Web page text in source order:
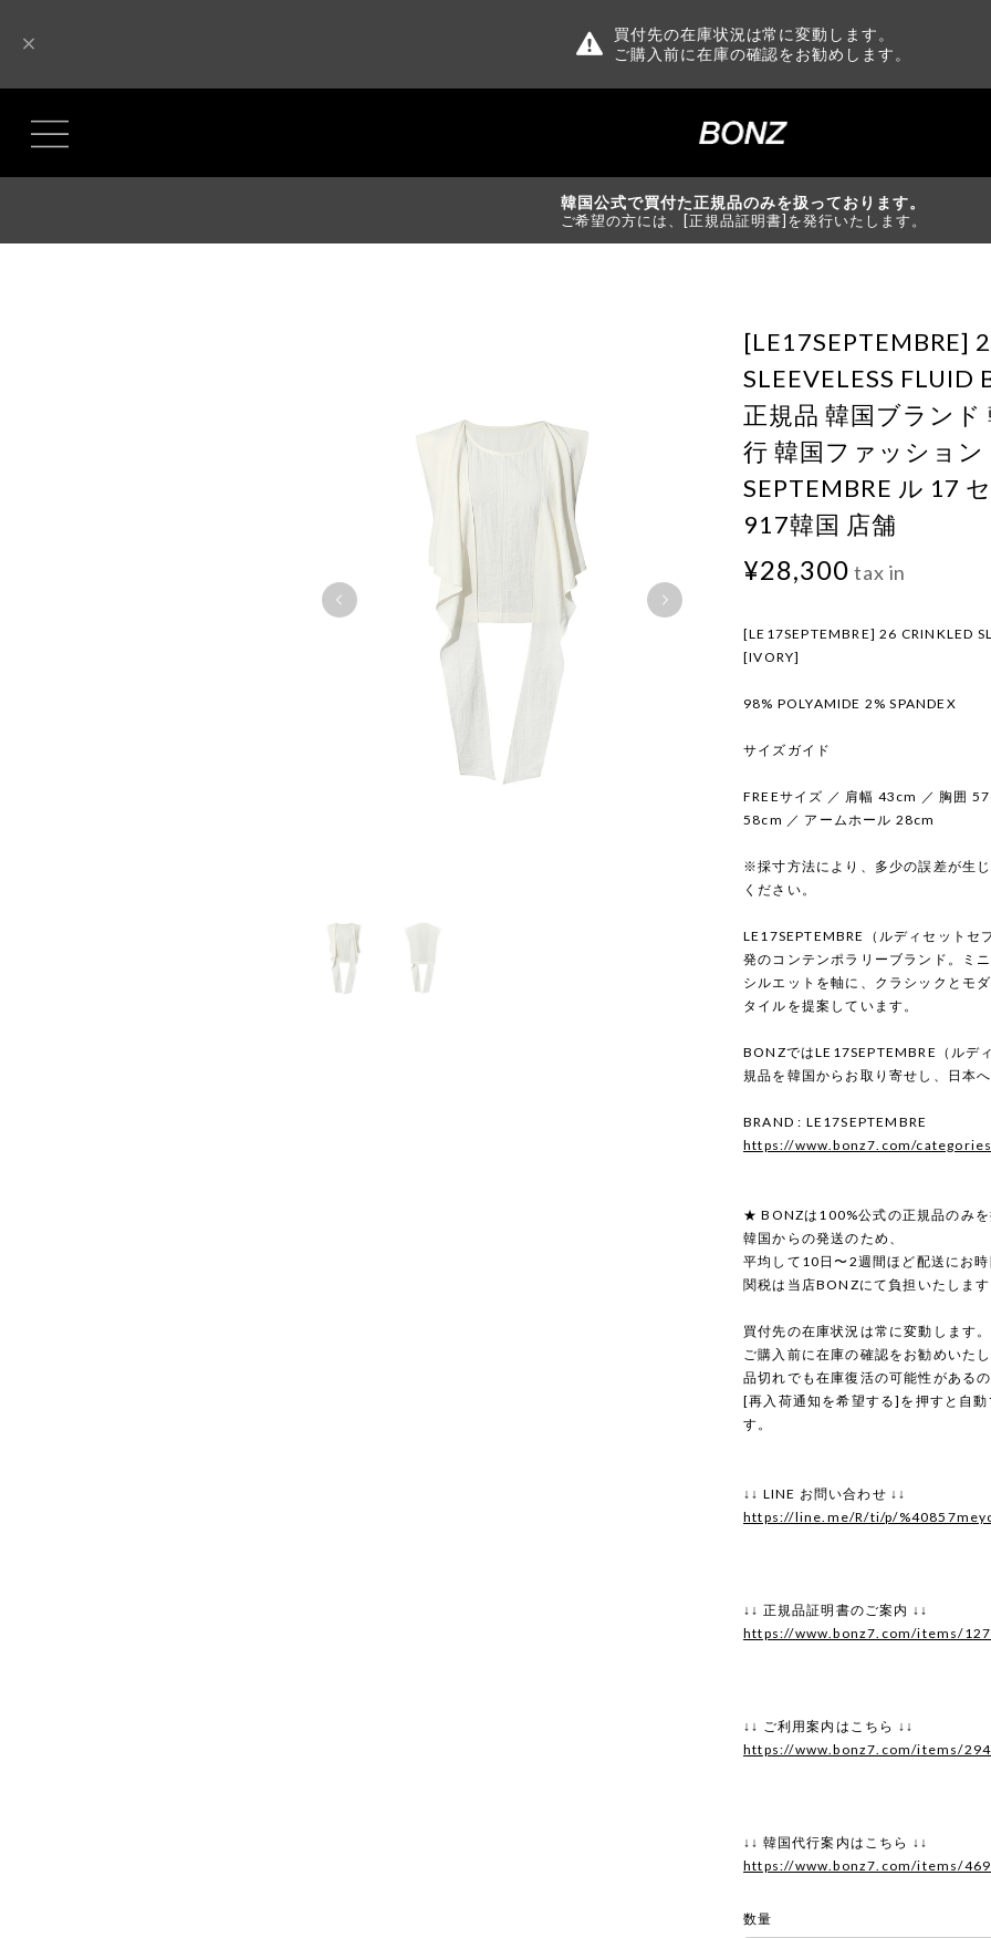
買付先の在庫状況は常に変動します。
ご購入前に在庫の確認をお勧めします。
韓国公式で買付た正規品のみを扱っております。
ご希望の方には、[正規品証明書]を発行いたします。
[LE17SEPTEMBRE]
SLEEVELESS FLUID
正規品 韓国ブランド
行 韓国ファッション
SEPTEMBRE ル 17
917韓国 店舗
¥28,300 tax in
[LE17SEPTEMBRE] 26 CRINKLED
[IVORY]
98% POLYAMIDE 2% SPANDEX
サイズガイド
FREEサイズ ／ 肩幅 43cm ／ 胸囲
58cm ／ アームホール 28cm
※採寸方法により、多少の誤差が生
ください。
LE17SEPTEMBRE（ルディセットセ
発のコンテンポラリーブランド。ミ
シルエットを軸に、クラシックとモ
タイルを提案しています。
BONZではLE17SEPTEMBRE（ルデ
規品を韓国からお取り寄せし、日本
BRAND : LE17SEPTEMBRE
https://www.bonz7.com/
★ BONZは100%公式の正規品のみを
韓国からの発送のため、
平均して10日〜2週間ほど配送にお時
関税は当店BONZにて負担いたします
買付先の在庫状況は常に変動します。
ご購入前に在庫の確認をお勧めいたし
品切れでも在庫復活の可能性がある
[再入荷通知を希望する]を押すと自動
す。
↓↓ LINE お問い合わせ ↓↓
https://line.me/R/ti/p/
↓↓ 正規品証明書のご案内 ↓↓
https://www.bonz7.com/items/
↓↓ ご利用案内はこちら ↓↓
https://www.bonz7.com/items/
↓↓ 韓国代行案内はこちら ↓↓
https://www.bonz7.com/items/
数量